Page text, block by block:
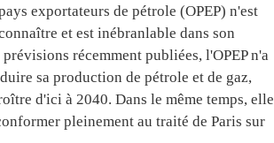
exportateurs de pétrole (OPEP) n'est
et est inébranlable dans son
récemment publiées, l'OPEP n'a
sa production de pétrole et de gaz,
d'ici à 2040. Dans le même temps, elle
pleinement au traité de Paris sur